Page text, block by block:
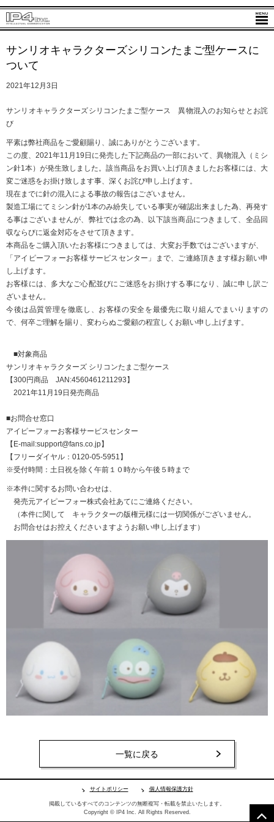
サンリオキャラクターズシリコンたまご型ケースに
ついて
2021年12月3日
サンリオキャラクターズシリコンたまご型ケース 異物混入のお知らせとお詫
び
平素は弊社商品をご愛顧賜り、誠にありがとうございます。
この度、2021年11月19日に発売した下記商品の一部において、異物混入（ミシ
ン針1本）が発生致しました。該当商品をお買い上げ頂きましたお客様には、大
変ご迷惑をお掛け致します事、深くお詫び申し上げます。
現在までに針の混入による事故の報告はございません。
製造工場にてミシン針が1本のみ紛失している事実が確認出来ました為、再発す
る事はございませんが、弊社では念の為、以下該当商品につきまして、全品回
収ならびに返金対応をさせて頂きます。
本商品をご購入頂いたお客様につきましては、大変お手数ではございますが、
「アイピーフォーお客様サービスセンター」まで、ご連絡頂きます様お願い申
し上げます。
お客様には、多大なご心配並びにご迷惑をお掛けする事になり、誠に申し訳ご
ざいません。
今後は品質管理を徹底し、お客様の安全を最優先に取り組んでまいりますの
で、何卒ご理解を賜り、変わらぬご愛顧の程宜しくお願い申し上げます。
■対象商品
サンリオキャラクターズ シリコンたまご型ケース
【300円商品 JAN:4560461211293】
2021年11月19日発売商品
■お問合せ窓口
アイピーフォーお客様サービスセンター
【E-mail:support@fans.co.jp】
【フリーダイヤル：0120-05-5951】
※受付時間：土日祝を除く午前１０時から午後５時まで
※本件に関するお問い合わせは、
発売元アイピーフォー株式会社あてにご連絡ください。
（本件に関して キャラクターの版権元様には一切関係がございません。
お問合せはお控えくださいますようお願い申し上げます）
一覧に戻る
サイトポリシー 個人情報保護方針
掲載しているすべてのコンテンツの無断複写・転載を禁止いたします。
Copyright © IP4 Inc. All Rights Reserved.